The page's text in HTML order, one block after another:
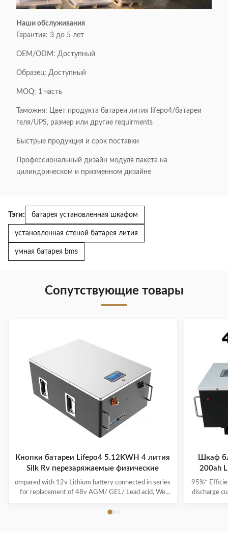
Наши обслуживания
Гарантия: 3 до 5 лет
OEM/ODM: Доступный
Образец: Доступный
MOQ: 1 часть
Таможня: Цвет продукта батареи лития lifepo4/батареи
геля/UPS, размер или другие requirments
Быстрые продукция и срок поставки
Профессиональный дизайн модуля пакета на
цилиндрическом и призменном дизайне
Тэги: батарея установленная шкафом
установленная стеной батарея лития
умная батарея bms
Сопутствующие товары
Кнопки батареи Lifepo4 5.12KWH 4 лития
Silk Rv перезаряжаемые физические
ompared with 12v Lithium battery connected in series
for replacement of 48v AGM/ GEL/ Lead acid, We
which is more powerful and stable in performance. If
Шкаф
200ah
95%*
discharge